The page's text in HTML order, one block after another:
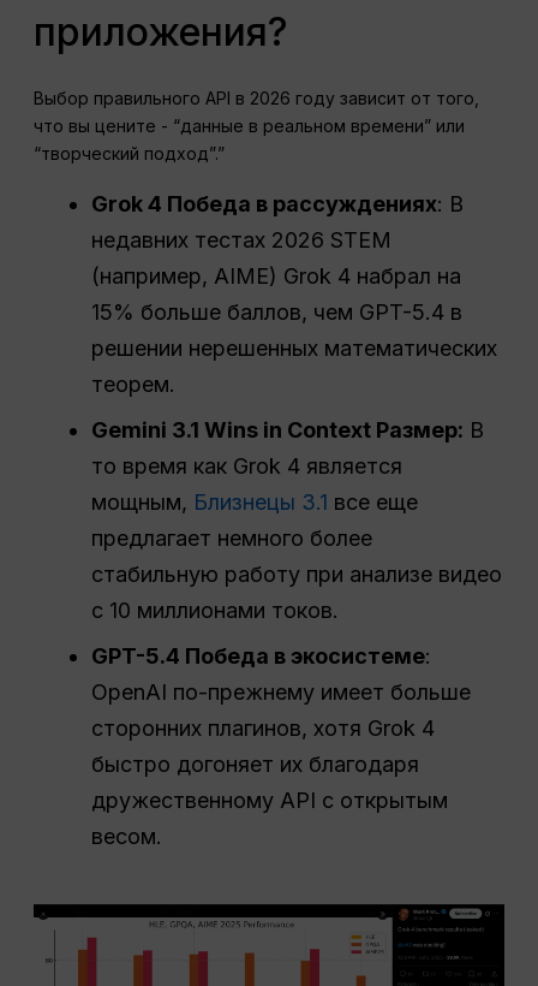
приложения?
Выбор правильного API в 2026 году зависит от того,
что вы цените - “данные в реальном времени” или
“творческий подход”.”
Grok 4 Победа в рассуждениях: В
недавних тестах 2026 STEM
(например, AIME) Grok 4 набрал на
15% больше баллов, чем GPT-5.4 в
решении нерешенных математических
теорем.
Gemini 3.1 Wins in Context Размер: В
то время как Grok 4 является
мощным, Близнецы 3.1 все еще
предлагает немного более
стабильную работу при анализе видео
с 10 миллионами токов.
GPT-5.4 Победа в экосистеме:
OpenAI по-прежнему имеет больше
сторонних плагинов, хотя Grok 4
быстро догоняет их благодаря
дружественному API с открытым
весом.